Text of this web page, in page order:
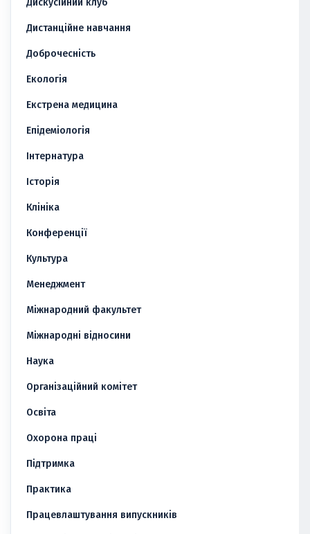
Дискусійний клуб
Дистанційне навчання
Доброчесність
Екологія
Екстрена медицина
Епідеміологія
Інтернатура
Історія
Клініка
Конференції
Культура
Менеджмент
Міжнародний факультет
Міжнародні відносини
Наука
Організаційний комітет
Освіта
Охорона праці
Підтримка
Практика
Працевлаштування випускників